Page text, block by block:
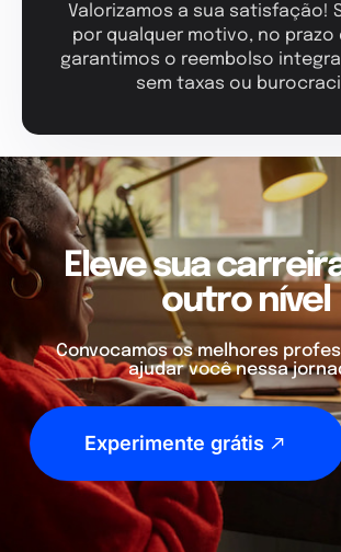
Valorizamos a sua satisfação!
por qualquer motivo, no prazo
garantimos o reembolso
sem taxas ou
Eleve sua
outro nível
Convocamos os melhores
ajudar você nessa
Experimente grátis